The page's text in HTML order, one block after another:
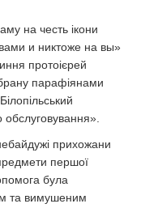
на честь ікони
и никтоже на вы»
протоієрей
парафіянами
обслуговування».
прихожани
першої
була
та вимушеним